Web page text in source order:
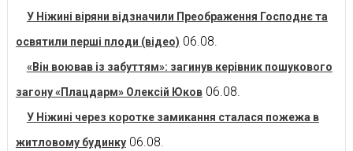
У Ніжині віряни відзначили Преображення Господнє та
освятили перші плоди (відео) 06.08.
«Він воював із забуттям»: загинув керівник пошукового
загону «Плацдарм» Олексій Юков 06.08.
У Ніжині через коротке замикання сталася пожежа в
житловому будинку 06.08.